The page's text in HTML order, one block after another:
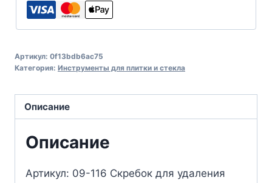
Артикул: 0f13bdb6ac75
Категория: Инструменты для плитки и стекла
Описание
Описание
Артикул: 09-116 Скребок для удаления